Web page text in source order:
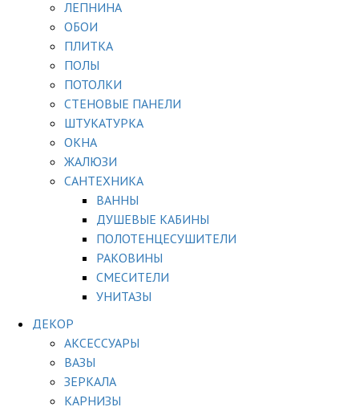
ЛЕПНИНА
ОБОИ
ПЛИТКА
ПОЛЫ
ПОТОЛКИ
СТЕНОВЫЕ ПАНЕЛИ
ШТУКАТУРКА
ОКНА
ЖАЛЮЗИ
САНТЕХНИКА
ВАННЫ
ДУШЕВЫЕ КАБИНЫ
ПОЛОТЕНЦЕСУШИТЕЛИ
РАКОВИНЫ
СМЕСИТЕЛИ
УНИТАЗЫ
ДЕКОР
АКСЕССУАРЫ
ВАЗЫ
ЗЕРКАЛА
КАРНИЗЫ